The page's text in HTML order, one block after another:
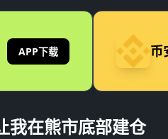
APP下载 币
在熊市底部建仓